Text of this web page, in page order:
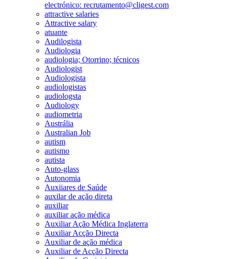
electrónico: recrutamento@cligest.com
attractive salaries
Attractive salary
atuante
Audilogista
Audiologia
audiologia; Otorrino; técnicos
Audiologist
Audiologista
audiologistas
audiologsta
Audiology
audiometria
Austrália
Australian Job
autism
autismo
autista
Auto-glass
Autonomia
Auxiiares de Saúde
auxilar de ação direta
auxiliar
auxiliar ação médica
Auxiliar Ação Médica Inglaterra
Auxiliar Acção Directa
Auxiliar de ação médica
Auxiliar de Acção Directa